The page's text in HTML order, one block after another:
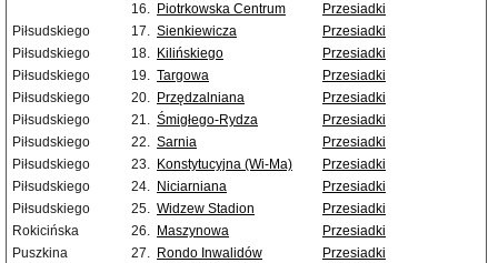
16. Piotrkowska Centrum
Przesiadki
Piłsudskiego
17. Sienkiewicza
Przesiadki
Piłsudskiego
18. Kilińskiego
Przesiadki
Piłsudskiego
19. Targowa
Przesiadki
Piłsudskiego
20. Przędzalniana
Przesiadki
Piłsudskiego
21. Śmigłego-Rydza
Przesiadki
Piłsudskiego
22. Sarnia
Przesiadki
Piłsudskiego
23. Konstytucyjna (Wi-Ma)
Przesiadki
Piłsudskiego
24. Niciarniana
Przesiadki
Piłsudskiego
25. Widzew Stadion
Przesiadki
Rokicińska
26. Maszynowa
Przesiadki
Puszkina
27. Rondo Inwalidów
Przesiadki